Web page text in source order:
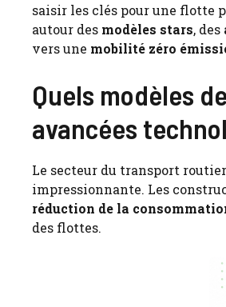
saisir les clés pour une flotte
autour des modèles stars, des
vers une mobilité zéro
Quels modèles
avancées
Le secteur du transport
impressionnante. Les
réduction de la
des flottes.